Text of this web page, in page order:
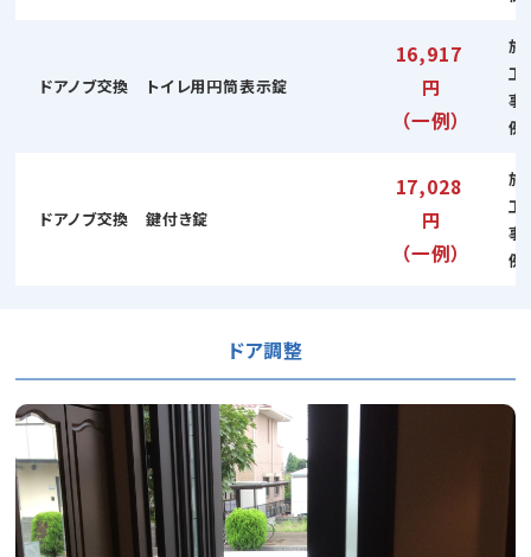
ドアノブ交換 トイレ用円筒表示錠
16,917
円
（一例）
施
工
事
例
ドアノブ交換 鍵付き錠
17,028
円
（一例）
施
工
事
例
ドア調整